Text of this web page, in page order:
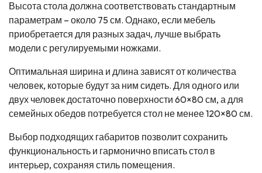
Высота стола должна соответствовать стандартным
параметрам – около 75 см. Однако, если мебель
приобретается для разных задач, лучше выбрать
модели с регулируемыми ножками.
Оптимальная ширина и длина зависят от количества
человек, которые будут за ним сидеть. Для одного или
двух человек достаточно поверхности 60×80 см, а для
семейных обедов потребуется стол не менее 120×80 см.
Выбор подходящих габаритов позволит сохранить
функциональность и гармонично вписать стол в
интерьер, сохраняя стиль помещения.